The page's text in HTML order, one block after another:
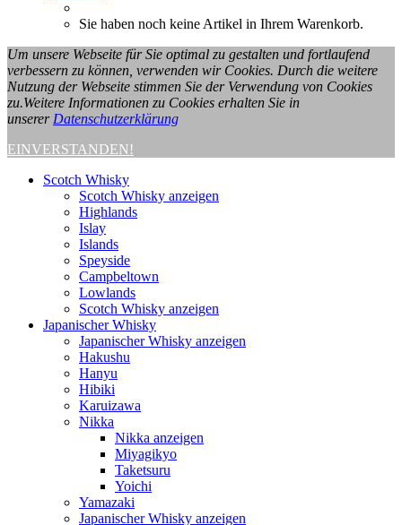
Sie haben noch keine Artikel in Ihrem Warenkorb.
Um unsere Webseite für Sie optimal zu gestalten und fortlaufend
verbessern zu können, verwenden wir Cookies. Durch die weitere
Nutzung der Webseite stimmen Sie der Verwendung von Cookies
zu.Weitere Informationen zu Cookies erhalten Sie in
unserer Datenschutzerklärung
EINVERSTANDEN!
Scotch Whisky
Scotch Whisky anzeigen
Highlands
Islay
Islands
Speyside
Campbeltown
Lowlands
Scotch Whisky anzeigen
Japanischer Whisky
Japanischer Whisky anzeigen
Hakushu
Hanyu
Hibiki
Karuizawa
Nikka
Nikka anzeigen
Miyagikyo
Taketsuru
Yoichi
Yamazaki
Japanischer Whisky anzeigen